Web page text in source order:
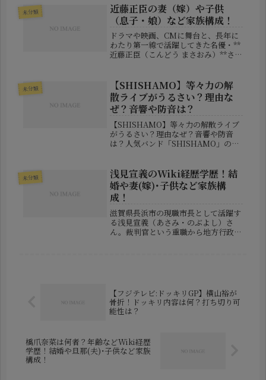
けでした。“痛々しい”という声もある
一方で、「むしろ正直で好感が持て
る」...
未分類
近藤正臣の妻（嫁）や子供
（息子・娘）など家族構成！
ドラマや映画、CMに舞台と、長年に
わたり第一線で活躍してきた名優・**
近藤正臣（こんどう まさおみ）**さ
方で、最近ではコミカルな役柄もこな
し、幅広い世代に親しまれています...
未分類
【SHISHAMO】等々力の解
散ライブがうるさい？理由な
ぜ？音響や防音は？
【SHISHAMO】等々力の解散ライブ
がうるさい？理由なぜ？音響や防音
は？人気バンド「SHISHAMO」の解
のステージを見届けるために集まりま
した。一方で、ライブ会場周辺だ...
未分類
浅見宣義のWiki経歴学歴！結
婚や妻(嫁)･子供など家族構
成！
滋賀県長浜市の現職市長として活躍す
る浅見宣義（あさみ・のぶよし）さ
ん。裁判官という重職から地方行政の
【フジテレビ:ドッキリGP】横山裕が
骨折！ドッキリ内容は何？打ち切り可
能性は？
橋爪奈菜は何者？年齢などWiki経歴
学歴！結婚や旦那(夫)･子供など家族
構成！